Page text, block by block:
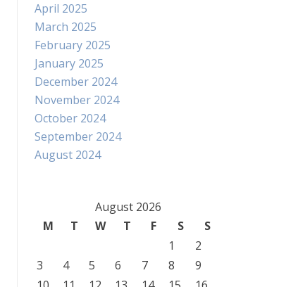
April 2025
March 2025
February 2025
January 2025
December 2024
November 2024
October 2024
September 2024
August 2024
August 2026
M
T W T F S
S
1
2
3
4 5 6 7 8
9